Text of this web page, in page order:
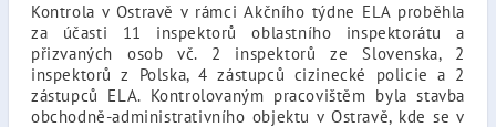
Kontrola v Ostravě v rámci Akčního týdne ELA proběhla
za účasti 11 inspektorů oblastního inspektorátu a
přizvaných osob vč. 2 inspektorů ze Slovenska, 2
inspektorů z Polska, 4 zástupců cizinecké policie a 2
zástupců ELA. Kontrolovaným pracovištěm byla stavba
obchodně-administrativního objektu v Ostravě, kde se v